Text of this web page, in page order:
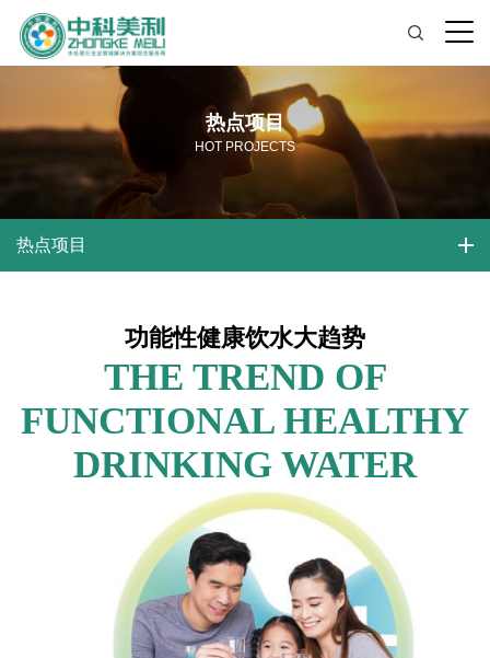
热点项目
HOT PROJECTS
热点项目
功能性健康饮水大趋势
THE TREND OF
FUNCTIONAL HEALTHY
DRINKING WATER